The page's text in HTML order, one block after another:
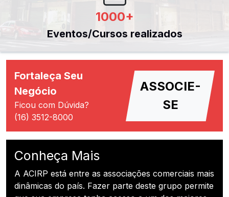
1000+
Eventos/Cursos realizados
Fortaleça Seu
Negócio
Ficou com Dúvida?
(16) 3512-8000
ASSOCIE-
SE
Conheça Mais
A ACIRP está entre as associações comerciais mais
dinâmicas do país. Fazer parte deste grupo permite